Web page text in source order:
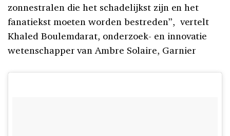
zonnestralen die het schadelijkst zijn en het
fanatiekst moeten worden bestreden”, vertelt
Khaled Boulemdarat, onderzoek- en innovatie
wetenschapper van Ambre Solaire, Garnier